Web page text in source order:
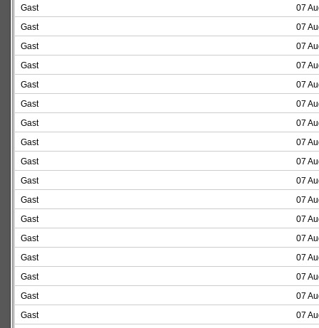
Gast
07
Gast
07
Gast
07
Gast
07
Gast
07
Gast
07
Gast
07
Gast
07
Gast
07
Gast
07
Gast
07
Gast
07
Gast
07
Gast
07
Gast
07
Gast
07
Gast
07